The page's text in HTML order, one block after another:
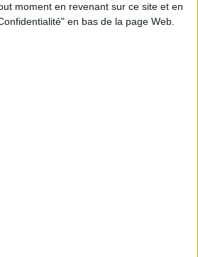
moment en revenant sur ce site et en
en bas de la page Web.